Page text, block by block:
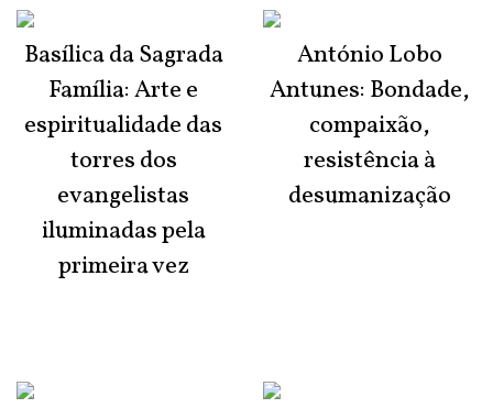
Basílica da Sagrada
Família: Arte e
espiritualidade das
torres dos
evangelistas
iluminadas pela
primeira vez
António Lobo
Antunes: Bondade,
compaixão,
resistência à
desumanização